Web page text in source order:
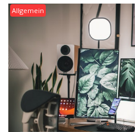
Allgemein